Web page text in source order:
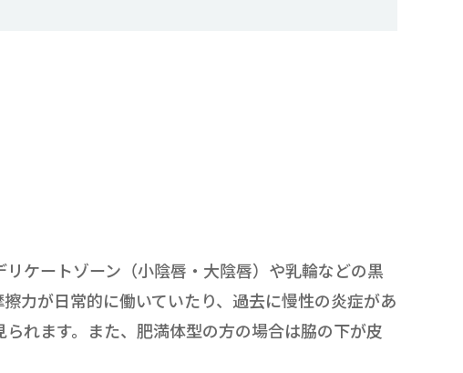
ケートゾーン（小陰唇・大陰唇）や乳輪などの黒
力が日常的に働いていたり、過去に慢性の炎症があ
れます。また、肥満体型の方の場合は脇の下が皮